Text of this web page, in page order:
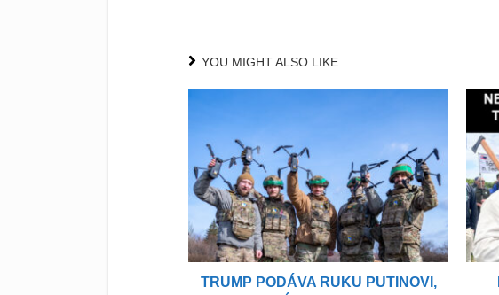
YOU MIGHT ALSO LIKE
TRUMP PODÁVA RUKU PUTINOVI,